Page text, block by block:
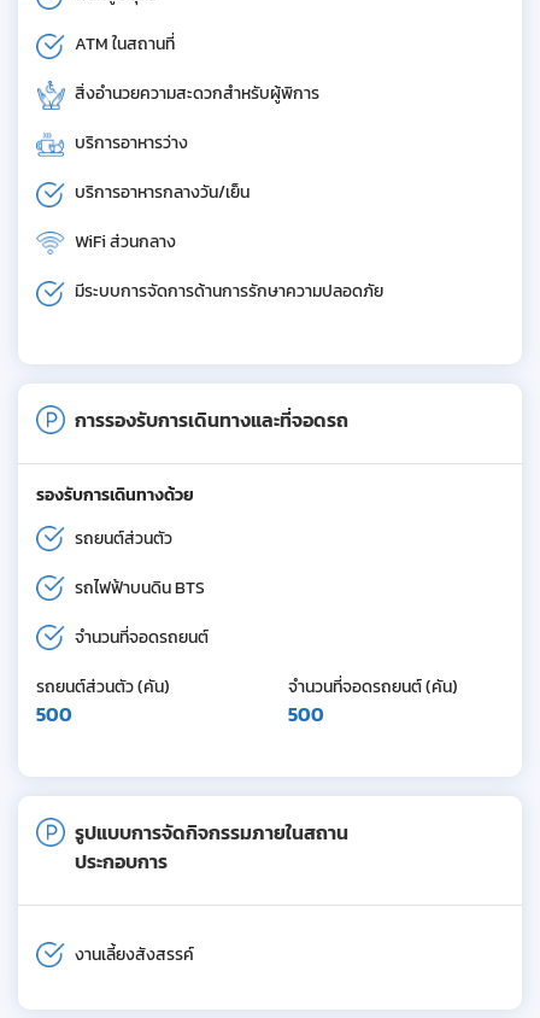
ATM ในสถานที่
สิ่งอำนวยความสะดวกสำหรับผู้พิการ
บริการอาหารว่าง
บริการอาหารกลางวัน/เย็น
WiFi ส่วนกลาง
มีระบบการจัดการด้านการรักษาความปลอดภัย
การรองรับการเดินทางและที่จอดรถ
รองรับการเดินทางด้วย
รถยนต์ส่วนตัว
รถไฟฟ้าบนดิน BTS
จำนวนที่จอดรถยนต์
รถยนต์ส่วนตัว (คัน)
500
จำนวนที่จอดรถยนต์ (คัน)
500
รูปแบบการจัดกิจกรรมภายในสถาน
ประกอบการ
งานเลี้ยงสังสรรค์